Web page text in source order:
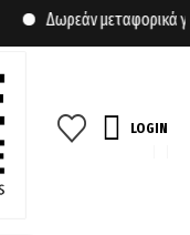
Δωρεάν μεταφορικά για
LOGIN